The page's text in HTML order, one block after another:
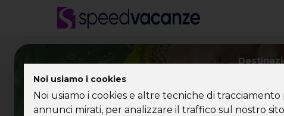
Noi usiamo i cookies
Noi usiamo i cookies e altre tecniche di
annunci mirati, per analizzare il traffico sul nostro